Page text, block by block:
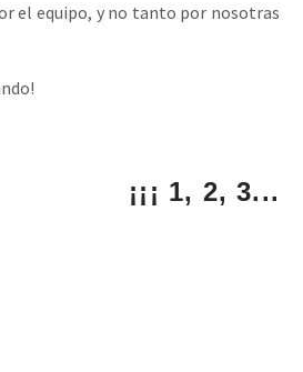
el equipo, y no tanto por nosotras
¡¡¡ 1, 2, 3...